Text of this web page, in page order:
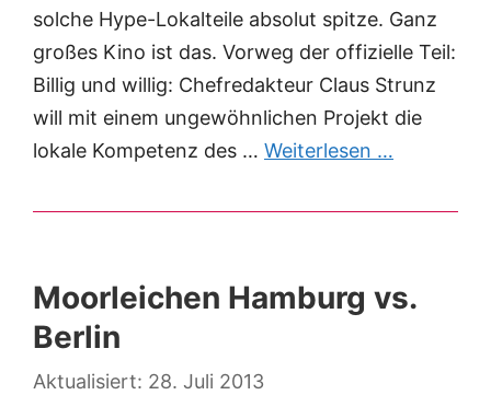
solche Hype-Lokalteile absolut spitze. Ganz
großes Kino ist das. Vorweg der offizielle Teil:
Billig und willig: Chefredakteur Claus Strunz
will mit einem ungewöhnlichen Projekt die
lokale Kompetenz des … Weiterlesen …
Moorleichen Hamburg vs.
Berlin
28. Juli 2013